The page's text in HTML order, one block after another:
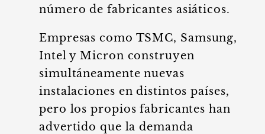
número de fabricantes asiáticos.
Empresas como TSMC, Samsung,
Intel y Micron construyen
simultáneamente nuevas
instalaciones en distintos países,
pero los propios fabricantes han
advertido que la demanda